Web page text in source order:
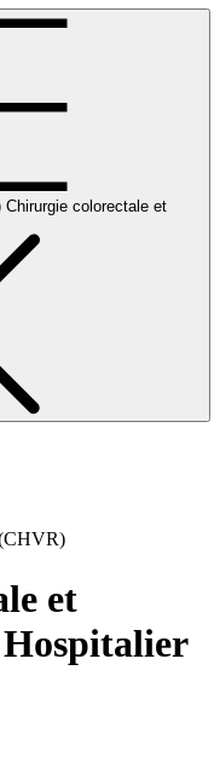
Chirurgie colorectale et
et